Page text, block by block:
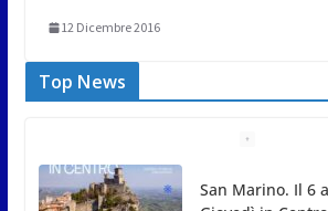
12 Dicembre 2016
Top News
Unione